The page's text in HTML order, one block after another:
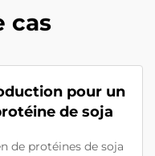
cas
pour un
de soja
de protéines de soja